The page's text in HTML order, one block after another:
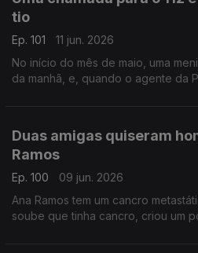
tio
Ep. 101
11 jun. 2026
No início do mês de maio, uma menina
da manhã, e, quando o agente da
Duas amigas quiseram
Ramos
Ep. 100
09 jun. 2026
Ana Ramos tem um cancro
soube que tinha cancro, criou um